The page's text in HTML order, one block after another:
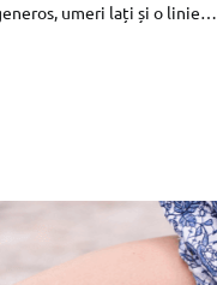
umeri lați și o linie…